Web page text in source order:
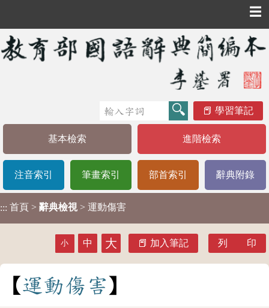
☰
學習筆記
基本檢索 進階檢索
注音索引 筆畫索引 部首索引 辭典附錄
::: 首頁 > 辭典檢視 > 運動傷害
小 中 大 加入筆記 列 印
運動傷 害